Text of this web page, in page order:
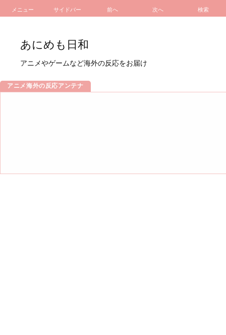
メニュー サイドバー 前へ 次へ 検索
あにめも日和
アニメやゲームなど海外の反応をお届け
アニメ海外の反応アンテナ